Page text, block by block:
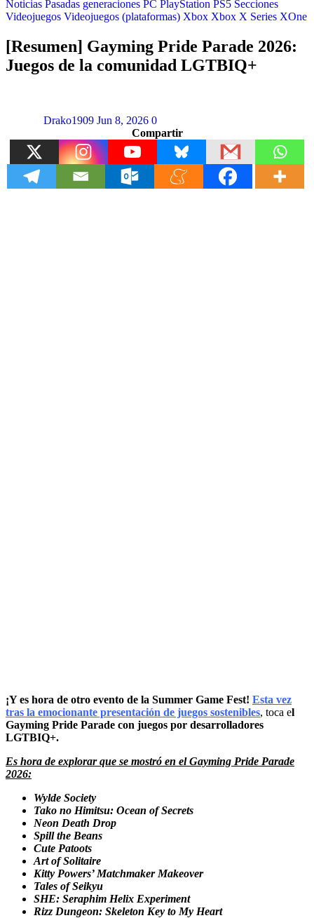
Noticias Pasadas generaciones PC PlayStation PS5 Secciones
Videojuegos Videojuegos (plataformas) Xbox Xbox X Series XOne
[Resumen] Gayming Pride Parade 2026:
Juegos de la comunidad LGTBIQ+
Drako1909 Jun 8, 2026 0
Compartir
¡Y es hora de otro evento de la Summer Game Fest! Esta vez
tras la emocionante presentación de juegos sostenibles, toca el
Gayming Pride Parade con juegos por desarrolladores
LGTBIQ+.
Es hora de explorar que se mostró en el Gayming Pride Parade
2026:
Wylde Society
Tako no Himitsu: Ocean of Secrets
Neon Death Drop
Spill the Beans
Cute Patoots
Art of Solitaire
Kitty Powers’ Matchmaker Makeover
Tales of Seikyu
SHE: Seraphim Helix Experiment
Rizz Dungeon: Skeleton Key to My Heart